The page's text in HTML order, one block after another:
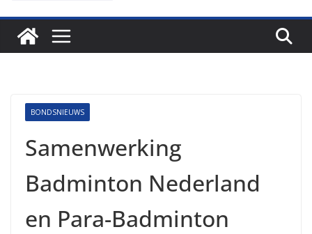
BONDSNIEUWS
Samenwerking
Badminton Nederland
en Para-Badminton